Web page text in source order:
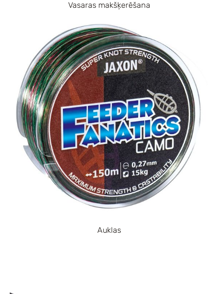
Vasaras makšķerēšana
Auklas